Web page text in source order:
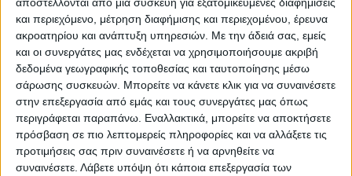
και περιεχόμενο, μέτρηση διαφήμισης και περιεχομένου, έρευνα
ακροατηρίου και ανάπτυξη υπηρεσιών. Με την άδειά σας, εμείς
και οι συνεργάτες μας ενδέχεται να χρησιμοποιήσουμε ακριβή
δεδομένα γεωγραφικής τοποθεσίας και ταυτοποίησης μέσω
σάρωσης συσκευών. Μπορείτε να κάνετε κλικ για να συναινέσετε
στην επεξεργασία από εμάς και τους συνεργάτες μας όπως
περιγράφεται παραπάνω. Εναλλακτικά, μπορείτε να αποκτήσετε
πρόσβαση σε πιο λεπτομερείς πληροφορίες και να αλλάξετε τις
προτιμήσεις σας πριν συναινέσετε ή να αρνηθείτε να
συναινέσετε. Λάβετε υπόψη ότι κάποια επεξεργασία των
Ακολούθησε την εφημερίδα ΝΕΟΣ
ΑΓΩΝ στο Google News!
Όλες οι εξελίξεις στην περιοχή της
Καρδίτσας και ευρύτερα της Θεσσαλίας
ΠΡΟΗΓΟΥΜΕΝΟ ΑΡΘΡΟ ΕΠΟΜΕΝΟ ΑΡΘΡΟ